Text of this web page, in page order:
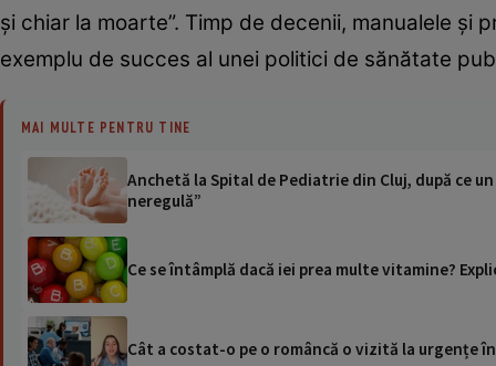
și chiar la moarte”. Timp de decenii, manualele
exemplu de succes al unei politici de sănătate
MAI MULTE PENTRU TINE
Anchetă la Spital de Pediatrie din Cluj, după ce
neregulă”
Ce se întâmplă dacă iei prea multe vitamine?
Cât a costat-o pe o româncă o vizită la urgențe